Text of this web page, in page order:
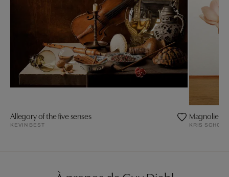
Allegory of the five senses
KEVIN BEST
Magnolien 2
KRIS SCHOLZ